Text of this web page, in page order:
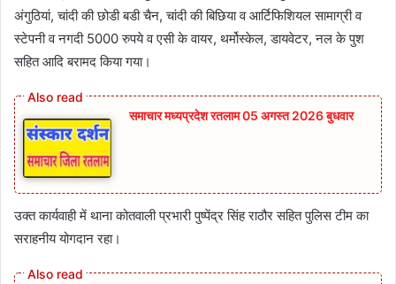
अंगुठियां, चांदी की छोडी बडी चैन, चांदी की बिछिया व आर्टिफिशियल सामाग्री व
स्टेपनी व नगदी 5000 रुपये व एसी के वायर, थर्मोस्केल, डायवेटर, नल के पुश
सहित आदि बरामद किया गया।
समाचार मध्यप्रदेश रतलाम 05 अगस्त 2026 बुधवार
उक्त कार्यवाही में थाना कोतवाली प्रभारी पुष्पेंद्र सिंह राठौर सहित पुलिस टीम का
सराहनीय योगदान रहा।